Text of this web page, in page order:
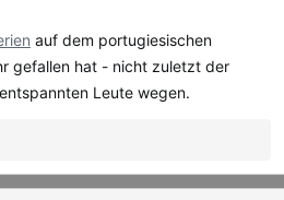
auf dem portugiesischen
gefallen hat - nicht zuletzt der
Leute wegen.